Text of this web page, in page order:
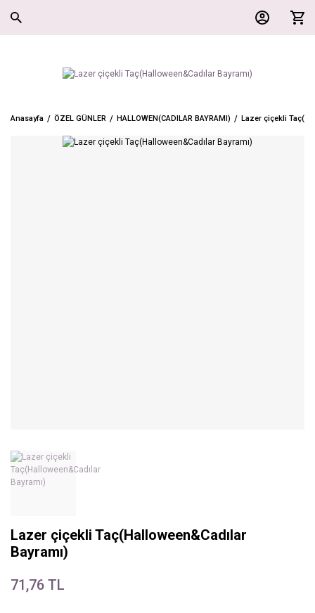
Anasayfa ÖZEL GÜNLER HALLOWEN(CADILAR BAYRAMI) Lazer çiçekli
Lazer çiçekli Taç(Halloween&Cadılar
Bayramı)
71,76 TL